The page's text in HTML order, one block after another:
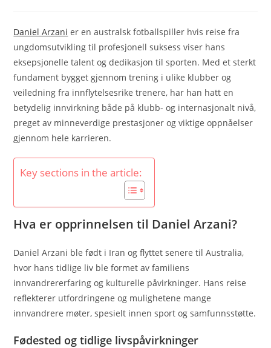
Daniel Arzani er en australsk fotballspiller hvis reise fra
ungdomsutvikling til profesjonell suksess viser hans
eksepsjonelle talent og dedikasjon til sporten. Med et sterkt
fundament bygget gjennom trening i ulike klubber og
veiledning fra innflytelsesrike trenere, har han hatt en
betydelig innvirkning både på klubb- og internasjonalt nivå,
preget av minneverdige prestasjoner og viktige oppnåelser
gjennom hele karrieren.
Key sections in the article:
Hva er opprinnelsen til Daniel Arzani?
Daniel Arzani ble født i Iran og flyttet senere til Australia,
hvor hans tidlige liv ble formet av familiens
innvandrererfaring og kulturelle påvirkninger. Hans reise
reflekterer utfordringene og mulighetene mange
innvandrere møter, spesielt innen sport og samfunnsstøtte.
Fødested og tidlige livspåvirkninger